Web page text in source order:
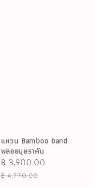
แหวน Bamboo band
พลอยบุษราคัม
Sale
price
฿ 3,900.00
฿ 4,770.00